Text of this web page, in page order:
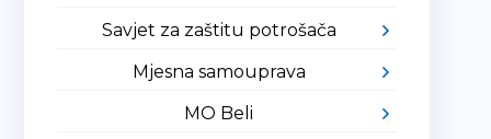
Savjet za zaštitu potrošača
Mjesna samouprava
MO Beli